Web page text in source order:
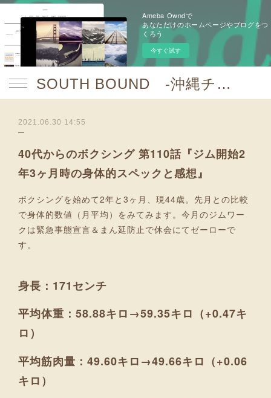
Ameba Owndで
あなただけのホームページやブログをつ
くろう
今すぐ試す
SOUTH BOUND -沖縄チャンプルお囃子コア-
2021.06.30 14:55
40代からのボクシング 第110話『ジム開始2
年3ヶ月時の身体的スペックと感想』
ボクシングを始めて2年と3ヶ月、現44歳。先月との比較
で身体的数値（月平均）をみてみます。今月のジムワー
クは緊急事態宣言＆まん延防止で休会にてゼーローで
す。
身長：171センチ
平均体重：58.88キロ→59.35キロ（+0.47キ
ロ）
平均筋肉量：49.60キロ→49.66キロ（+0.06
キロ）